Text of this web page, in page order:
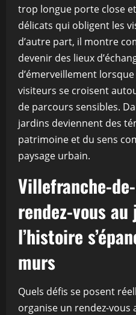
trop longue porte close et
délicats qui obligent les
d’autre part, il montre
devenir des lieux
d’émerveillement
visiteurs se croisent
de parcours sensibles.
jardins deviennent des
patrimoine et du sens
paysage urbain.
Villefranche-
rendez-vous
l’histoire
murs
Quels défis se posent
organise un rendez-vous